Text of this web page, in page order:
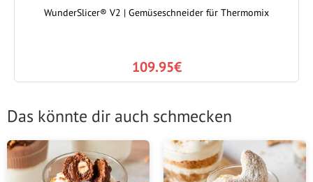
WunderSlicer® V2 | Gemüseschneider für Thermomix
109.95€
Das könnte dir auch schmecken